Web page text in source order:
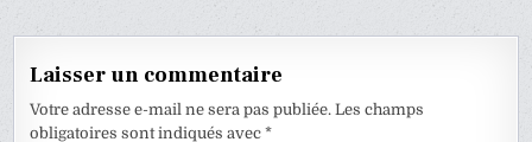
Laisser un commentaire
Votre adresse e-mail ne sera pas publiée. Les champs
obligatoires sont indiqués avec*